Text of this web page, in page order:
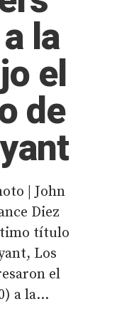
la
el
de
| John
Diez
título
Los
el
a la...